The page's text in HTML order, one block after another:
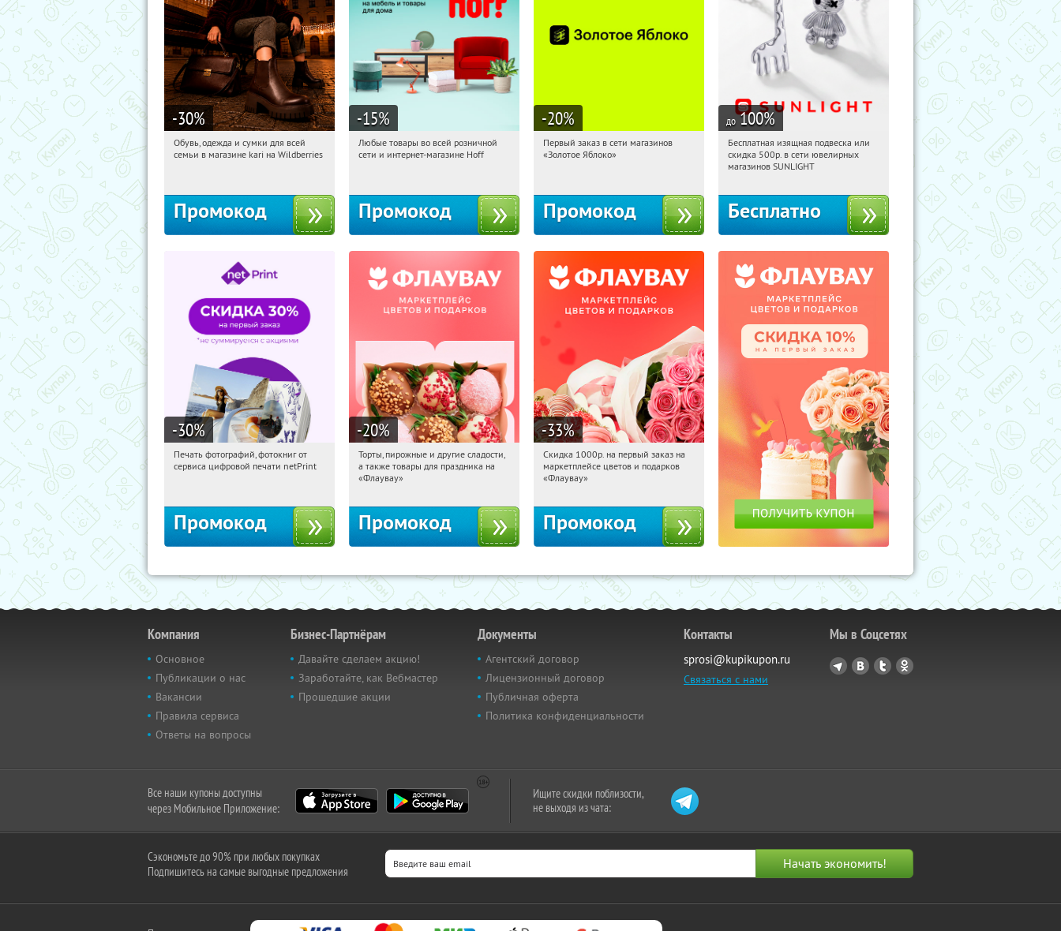
-30%
10:25:37 Получили:
Обувь, одежда и сумки для всей
семьи в магазине kari на Wildberries
Промокод
-15%
10:25:37 Получили:
Любые товары во всей розничной
сети и интернет-магазине Hoff
Промокод
-20%
10:25:37
Получи первым!
Первый заказ в сети магазинов
«Золотое Яблоко»
Промокод
до 100%
10:25:37 Получили:
Россия
Бесплатная изящная подвеска или
скидка 500р. в сети ювелирных
магазинов SUNLIGHT
Бесплатно
-30%
10:25:37 Получили:
Печать фотографий, фотокниг от
сервиса цифровой печати netPrint
Промокод
-20%
10:25:37 Получили:
Россия
Торты, пирожные и другие сладости,
а также товары для праздника на
«Флаувау»
Промокод
-33%
10:25:37 Получили:
Россия
Скидка 1000р. на первый заказ на
маркетплейсе цветов и подарков
«Флаувау»
Промокод
Компания
Основное
Публикации о нас
Вакансии
Правила сервиса
Ответы на вопросы
Бизнес-Партнёрам
Давайте сделаем акцию!
Заработайте, как Вебмастер
Прошедшие акции
Документы
Агентский договор
Лицензионный договор
Публичная оферта
Политика конфиденциальности
Контакты
sprosi@kupikupon.ru
Связаться с нами
Мы в Соцсетях
Все наши купоны доступны
через Мобильное Приложение:
Ищите скидки поблизости,
не выходя из чата:
Сэкономьте до 90% при любых покупках
Подпишитесь на самые выгодные предложения